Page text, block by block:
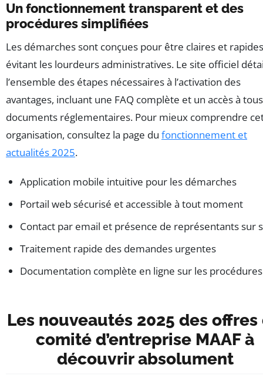
Un fonctionnement transparent et des
procédures simplifiées
Les démarches sont conçues pour être claires et
évitant les lourdeurs administratives. Le site officiel
l’ensemble des étapes nécessaires à l’activation des
avantages, incluant une FAQ complète et un accès à
documents réglementaires. Pour mieux comprendre
organisation, consultez la page du fonctionnement et
actualités 2025.
Application mobile intuitive pour les démarches
Portail web sécurisé et accessible à tout moment
Contact par email et présence de représentants sur
Traitement rapide des demandes urgentes
Documentation complète en ligne sur les procédures
Les nouveautés 2025 des offres
comité d’entreprise MAAF à
découvrir absolument